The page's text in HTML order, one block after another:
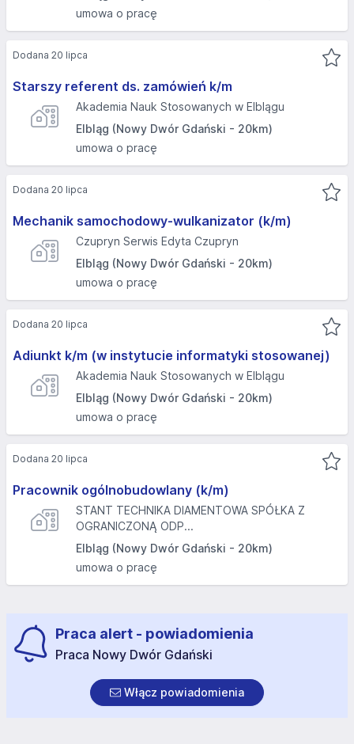
umowa o pracę
Starszy referent ds. zamówień k/m
Akademia Nauk Stosowanych w Elblągu
Elbląg (Nowy Dwór Gdański - 20km)
umowa o pracę
Dodana 20 lipca
Mechanik samochodowy-wulkanizator (k/m)
Czupryn Serwis Edyta Czupryn
Elbląg (Nowy Dwór Gdański - 20km)
umowa o pracę
Dodana 20 lipca
Adiunkt k/m (w instytucie informatyki stosowanej)
Akademia Nauk Stosowanych w Elblągu
Elbląg (Nowy Dwór Gdański - 20km)
umowa o pracę
Dodana 20 lipca
Pracownik ogólnobudowlany (k/m)
STANT TECHNIKA DIAMENTOWA SPÓŁKA Z
OGRANICZONĄ ODP...
Elbląg (Nowy Dwór Gdański - 20km)
umowa o pracę
Dodana 20 lipca
Praca alert - powiadomienia
Praca Nowy Dwór Gdański
Włącz powiadomienia